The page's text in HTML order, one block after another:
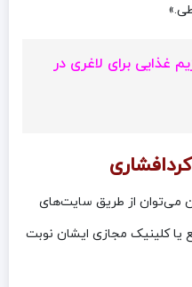
غذایی برای لاغری در
می‌توان از طریق سایت‌های
کلینیک مجازی ایشان نوبت